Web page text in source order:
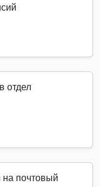
отдел
почтовый